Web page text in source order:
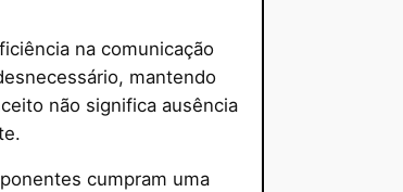
na comunicação
mantendo
não significa ausência
cumpram uma